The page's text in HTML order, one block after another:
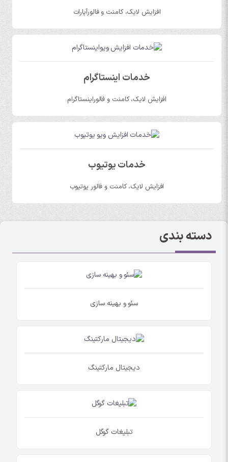
افزایش لایک، کامنت و فالورآپارات
خدمات اینستاگرام
افزایش لایک، کامنت و فالوراینستاگرام
خدمات یوتیوب
افزایش لایک، کامنت و فالور یوتیوب
دسته بندی
سئو و بهینه سازی
دیجیتال مارکتینگ
تبلیغات گوگل